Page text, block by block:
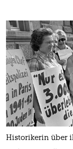
Historikerin über